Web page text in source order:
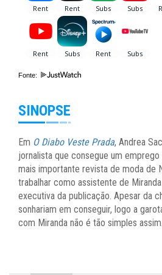
Fonte:
SINOPSE
Em O Diabo Veste Prada, Andrea
jornalista que consegue um emprego
mais importante revista de moda de
trabalhar como assistente de
executiva da publicação. Apesar da
sonhariam em conseguir, logo a
com Miranda não é tão simples